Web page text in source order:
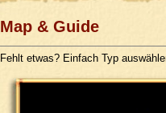
Map & Guide
Fehlt etwas? Einfach Typ